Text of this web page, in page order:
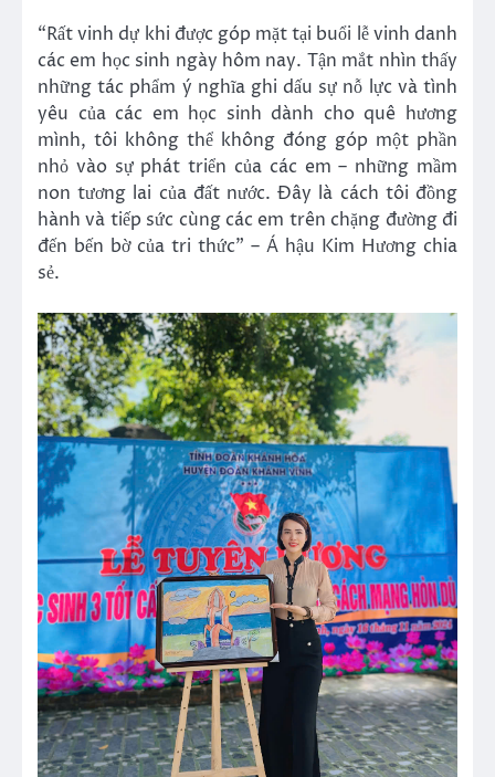
“Rất vinh dự khi được góp mặt tại buổi lễ vinh danh
các em học sinh ngày hôm nay. Tận mắt nhìn thấy
những tác phẩm ý nghĩa ghi dấu sự nỗ lực và tình
yêu của các em học sinh dành cho quê hương
mình, tôi không thể không đóng góp một phần
nhỏ vào sự phát triển của các em – những mầm
non tương lai của đất nước. Đây là cách tôi đồng
hành và tiếp sức cùng các em trên chặng đường đi
đến bến bờ của tri thức” – Á hậu Kim Hương chia
sẻ.